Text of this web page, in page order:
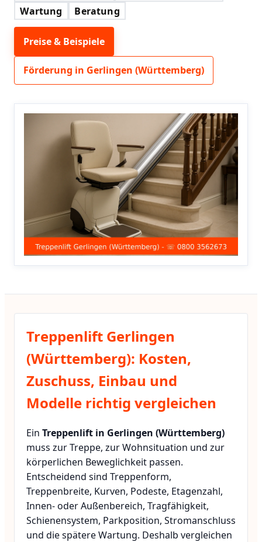
Wartung
Beratung
Preise & Beispiele
Förderung in Gerlingen (Württemberg)
Treppenlift Gerlingen
(Württemberg): Kosten,
Zuschuss, Einbau und
Modelle richtig vergleichen
Ein Treppenlift in Gerlingen (Württemberg)
muss zur Treppe, zur Wohnsituation und zur
körperlichen Beweglichkeit passen.
Entscheidend sind Treppenform,
Treppenbreite, Kurven, Podeste, Etagenzahl,
Innen- oder Außenbereich, Tragfähigkeit,
Schienensystem, Parkposition, Stromanschluss
und die spätere Wartung. Deshalb vergleichen